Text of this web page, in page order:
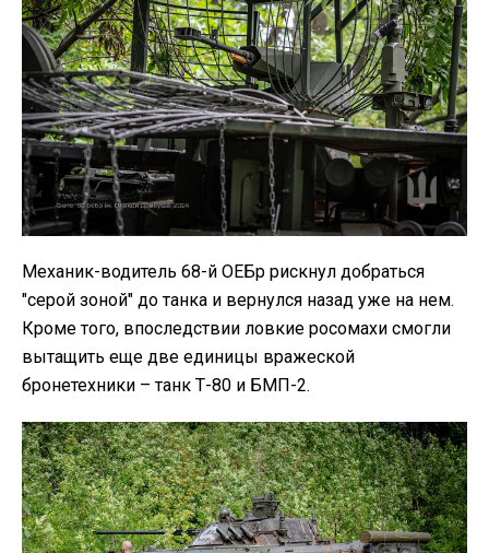
Механик-водитель 68-й ОЕБр рискнул добраться
"серой зоной" до танка и вернулся назад уже на нем.
Кроме того, впоследствии ловкие росомахи смогли
вытащить еще две единицы вражеской
бронетехники – танк Т-80 и БМП-2.